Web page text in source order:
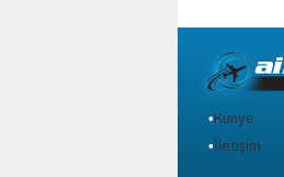
•Künye
•İletişim